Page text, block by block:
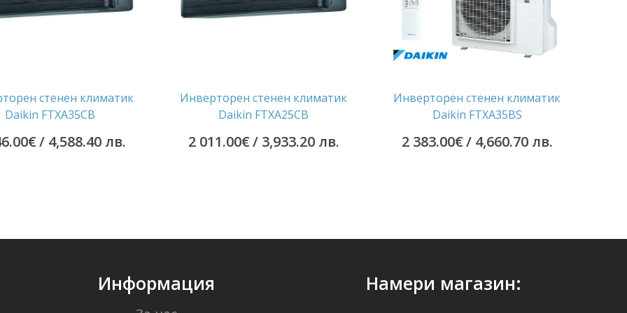
стенен климатик
Daikin FTXA35CB
€/ 4,588.40 лв.
Инверторен стенен климатик
Daikin FTXA25CB
2 011.00€/ 3,933.20 лв.
Инверторен стенен климатик
Daikin FTXA35BS
2 383.00€/ 4,660.70 лв.
Информация Намери магазин: